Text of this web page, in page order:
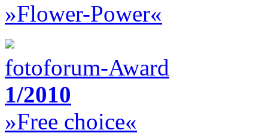
»Flower-Power«
fotoforum-Award
1/2010
»Free choice«